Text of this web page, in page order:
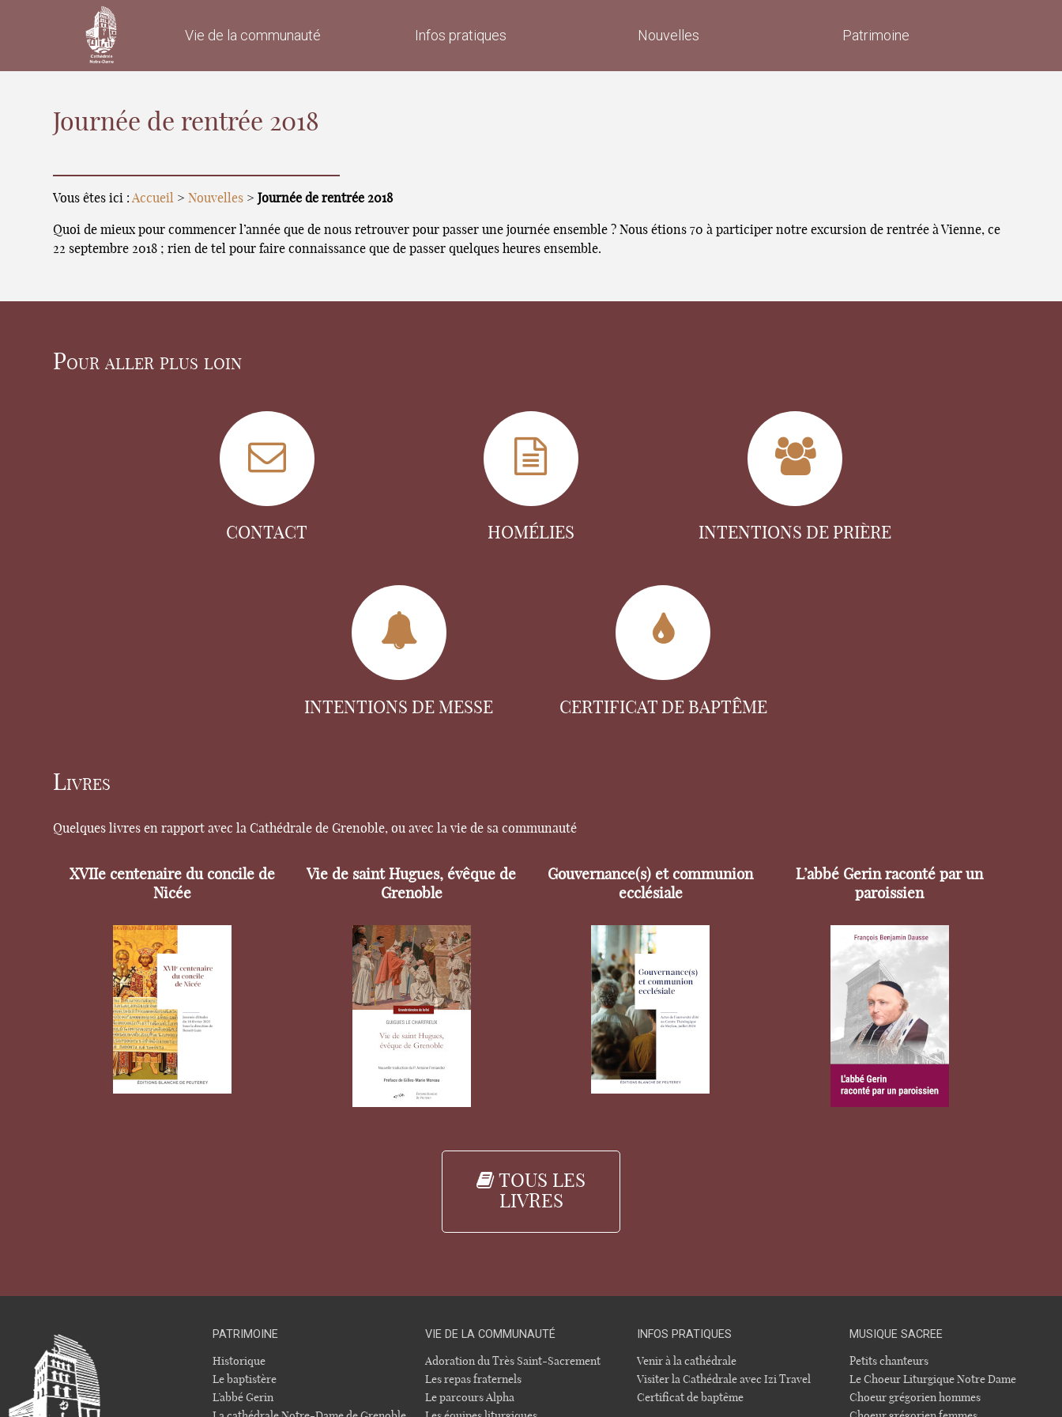
Vie de la communauté Infos pratiques Nouvelles Patrimoine
Journée de rentrée 2018
Vous êtes ici :Accueil > Nouvelles > Journée de rentrée 2018
Quoi de mieux pour commencer l’année que de nous retrouver pour passer une journée ensemble ? Nous étions 70 à participer notre excursion de rentrée à Vienne, ce
22 septembre 2018 ; rien de tel pour faire connaissance que de passer quelques heures ensemble.
Pour aller plus loin
CONTACT HOMÉLIES INTENTIONS DE PRIÈRE
INTENTIONS DE MESSE CERTIFICAT DE BAPTÊME
Livres
Quelques livres en rapport avec la Cathédrale de Grenoble, ou avec la vie de sa communauté
XVIIe centenaire du concile de
Nicée
Vie de saint Hugues, évêque de
Grenoble
Gouvernance(s) et communion
ecclésiale
L’abbé Gerin raconté par un
paroissien
TOUS LES
LIVRES
PATRIMOINE
Historique
Le baptistère
L’abbé Gerin
VIE DE LA COMMUNAUTÉ
Adoration du Très Saint-Sacrement
Les repas fraternels
Le parcours Alpha
INFOS PRATIQUES
Venir à la cathédrale
Visiter la Cathédrale avec Izi Travel
Certificat de baptême
MUSIQUE SACREE
Petits chanteurs
Le Choeur Liturgique Notre Dame
Choeur grégorien hommes